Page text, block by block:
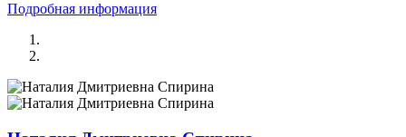
Подробная информация